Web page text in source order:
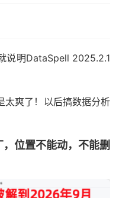
说明DataSpell 2025.2.1
太爽了！以后搞数据分析
位置不能动，不能删